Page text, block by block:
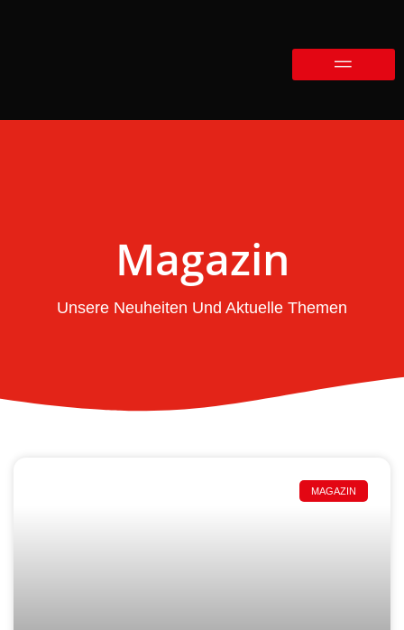
Magazin
Unsere Neuheiten Und Aktuelle Themen
MAGAZIN